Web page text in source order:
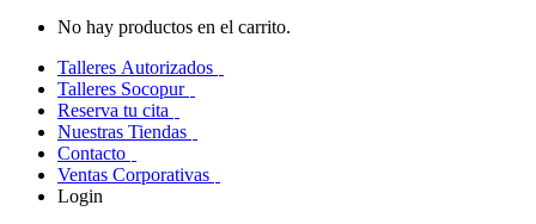
No hay productos en el carrito.
Talleres Autorizados
Talleres Socopur
Reserva tu cita
Nuestras Tiendas
Contacto
Ventas Corporativas
Login